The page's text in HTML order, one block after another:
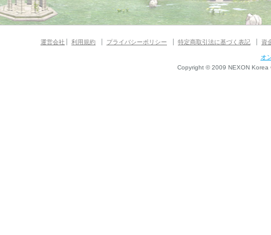
運営会社 利用規約 プライバシーポリシー 特定商取引法に基づく表記 資
オ
Copyright © 2009 NEXON Korea